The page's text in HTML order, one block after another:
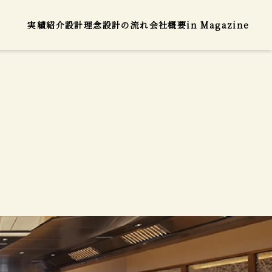
実績紹介設計理念設計の流れ会社概要in Magazine